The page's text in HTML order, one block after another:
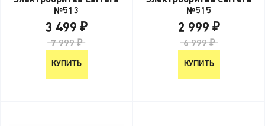
№513
3 499 ₽
7 999 ₽
КУПИТЬ
№515
2 999 ₽
6 999 ₽
КУПИТЬ